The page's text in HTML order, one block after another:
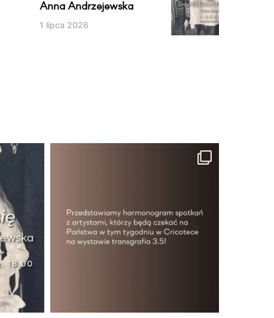
Anna Andrzejewska
1 lipca 2026